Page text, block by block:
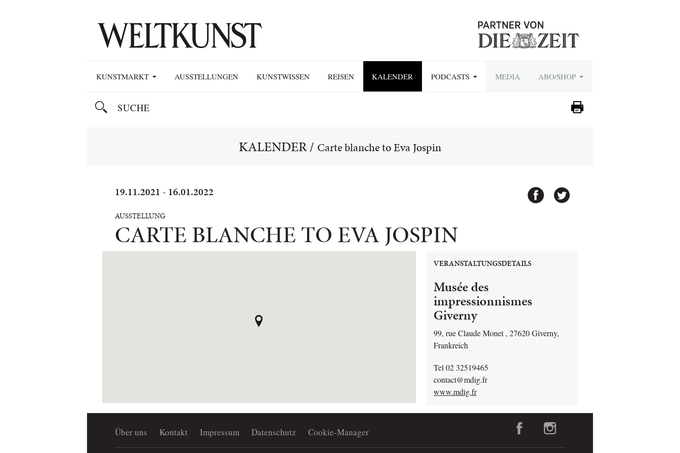
KUNSTMARKT AUSSTELLUNGEN KUNSTWISSEN REISEN KALENDER PODCASTS MEDIA ABO/SHOP
KALENDER/ Carte blanche to Eva Jospin
19.11.2021 - 16.01.2022
AUSSTELLUNG
CARTE BLANCHE TO EVA JOSPIN
VERANSTALTUNGSDETAILS
Musée des
impressionnismes
Giverny
99, rue Claude Monet , 27620 Giverny,
Frankreich
Tel 02 32519465
contact@mdig.fr
www.mdig.fr
Über uns Kontakt Impressum Datenschutz Cookie-Manager